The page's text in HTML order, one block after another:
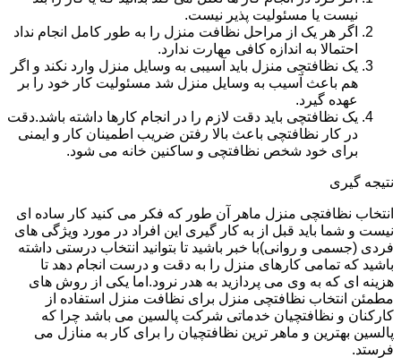
نیست یا مسئولیت پذیر نیست.
اگر هر یک از مراحل نظافت منزل را به طور کامل انجام نداد
احتمالا به اندازه کافی مهارت ندارد.
یک نظافتچی منزل باید آسیبی به وسایل منزل وارد نکند و اگر
هم باعث آسیب به وسایل منزل شد مسئولیت کار خود را بر
عهده گیرد.
یک نظافتچی باید دقت لازم را در انجام کارها داشته باشد.دقت
در کار نظافتچی باعث بالا رفتن ضریب اطمینان کار و ایمنی
برای خود شخص نظافتچی و ساکنین خانه می شود.
نتیجه گیری
انتخاب نظافتچی منزل ماهر آن طور که فکر می کنید کار ساده ای
نیست و شما باید قبل از به کار گیری این افراد در مورد ویژگی های
فردی (جسمی و روانی)با خبر باشید تا بتوانید انتخاب درستی داشته
باشید که تمامی کارهای منزل را به دقت و درست انجام دهد تا
هزینه ای که به وی می پردازید به هدر نرود.اما یکی از روش های
مطمئن انتخاب نظافتچی منزل برای نظافت منزل استفاده از
کارکنان و نظافتچیان خدماتی شرکت پالسین می باشد چرا که
پالسین بهترین و ماهر ترین نظافتچیان را برای کار به منازل می
فرستد.